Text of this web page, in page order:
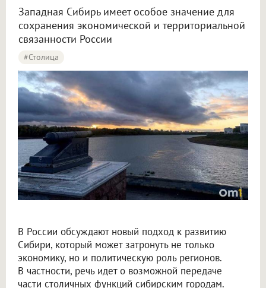
Западная Сибирь имеет особое значение для
сохранения экономической и территориальной
связанности России
#столица
В России обсуждают новый подход к развитию
Сибири, который может затронуть не только
экономику, но и политическую роль регионов.
В частности, речь идет о возможной передаче
части столичных функций сибирским городам.